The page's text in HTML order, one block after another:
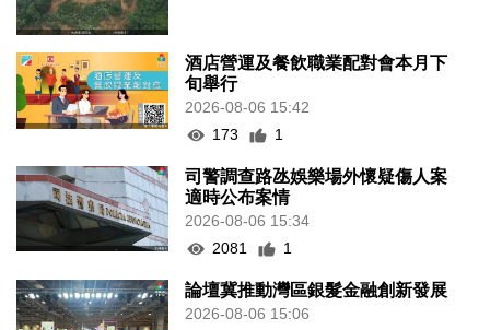
酒店營運及餐飲職業配對會本月下
旬舉行
2026-08-06 15:42
173
1
司警調查路氹娛樂場外懷疑傷人案
適時公布案情
2026-08-06 15:34
2081
1
論壇冀推動灣區銀髮金融創新發展
2026-08-06 15:06